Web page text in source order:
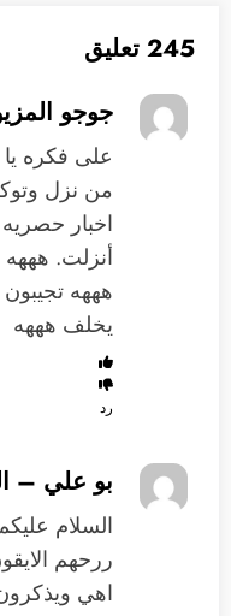
245 تعليق
جوجو
على فكره
من نزل
اخبار
أنزلت. هههه
هههه تجيبون
يخلف هههه
رد
بو علي –
السلام
اهي